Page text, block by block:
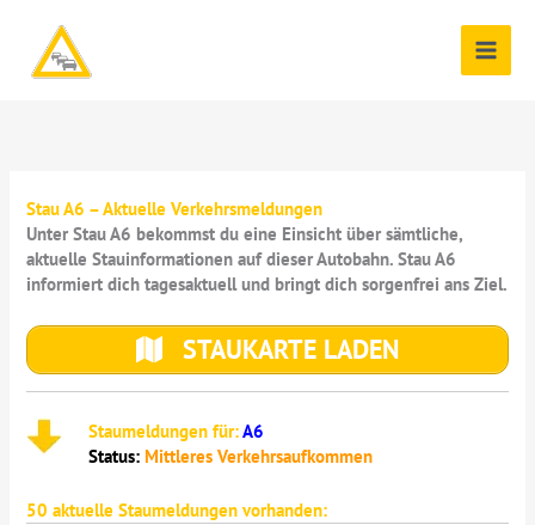
springen
Stau A6 – Aktuelle Verkehrsmeldungen
Unter Stau A6 bekommst du eine Einsicht über sämtliche,
aktuelle Stauinformationen auf dieser Autobahn. Stau A6
informiert dich tagesaktuell und bringt dich sorgenfrei ans Ziel.
STAUKARTE LADEN
Staumeldungen für:A6
Status: Mittleres Verkehrsaufkommen
50 aktuelle Staumeldungen vorhanden: